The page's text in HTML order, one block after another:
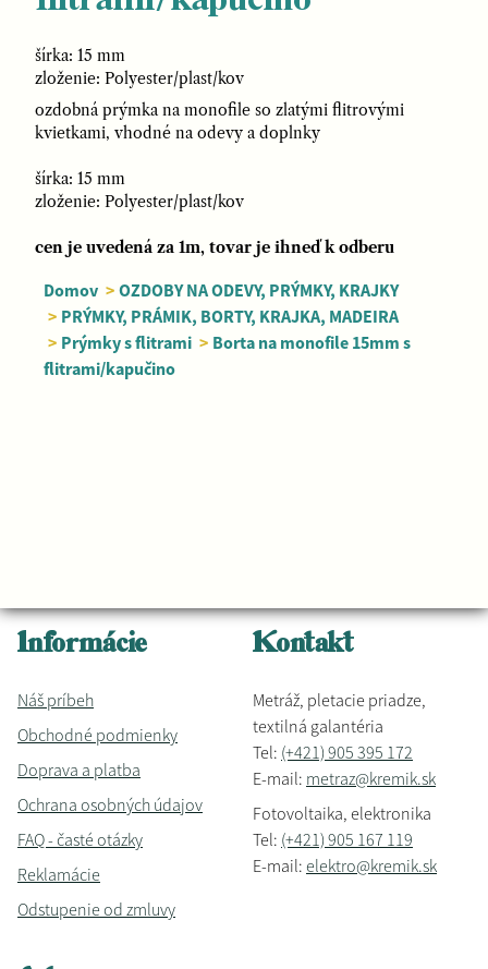
šírka: 15 mm
zloženie: Polyester/plast/kov
ozdobná prýmka na monofile so zlatými flitrovými
kvietkami, vhodné na odevy a doplnky
šírka: 15 mm
zloženie: Polyester/plast/kov
cen je uvedená za 1m, tovar je ihneď k odberu
Domov > OZDOBY NA ODEVY, PRÝMKY, KRAJKY
> PRÝMKY, PRÁMIK, BORTY, KRAJKA, MADEIRA
> Prýmky s flitrami > Borta na monofile 15mm s
flitrami/kapučino
Informácie
Náš príbeh
Obchodné podmienky
Doprava a platba
Ochrana osobných údajov
FAQ - časté otázky
Reklamácie
Odstupenie od zmluvy
Kontakt
Metráž, pletacie priadze,
textilná galantéria
Tel: (+421) 905 395 172
E-mail: metraz@kremik.sk
Fotovoltaika, elektronika
Tel: (+421) 905 167 119
E-mail: elektro@kremik.sk